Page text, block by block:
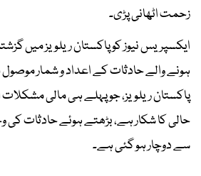
زحمت اٹھانی پڑی۔
ایکسپریس نیوز کو پاکستان ریلویز میں
ہونے والے حادثات کے اعداد و شمار
پاکستان ریلویز، جو پہلے ہی مالی مشکلات
حالی کا شکار ہے، بڑھتے ہوئے حادثات
سے دوچار ہو گئی ہے۔